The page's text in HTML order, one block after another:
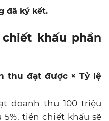
đã ký kết.
khấu phần
thu đạt được × Tỷ lệ
doanh thu 100 triệu
tiền chiết khấu sẽ